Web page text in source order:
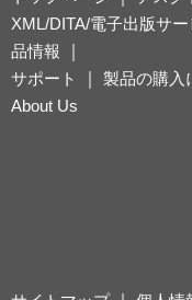
XML/DITA/電子出版サー
品情報
サポート
製品の購入
About Us